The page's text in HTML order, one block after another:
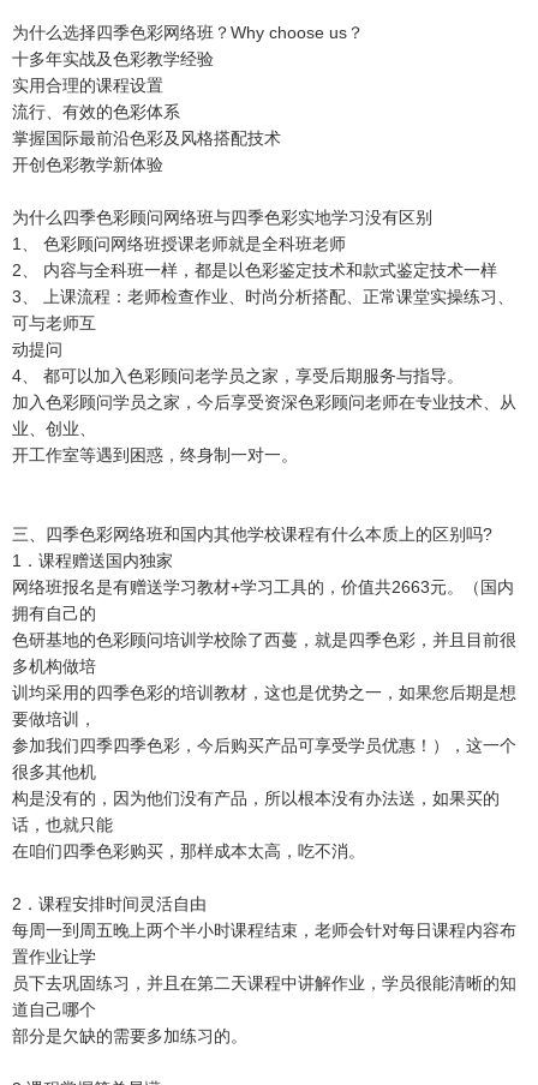
为什么选择四季色彩网络班？Why choose us？
十多年实战及色彩教学经验
实用合理的课程设置
流行、有效的色彩体系
掌握国际最前沿色彩及风格搭配技术
开创色彩教学新体验
为什么四季色彩顾问网络班与四季色彩实地学习没有区别
1、 色彩顾问网络班授课老师就是全科班老师
2、 内容与全科班一样，都是以色彩鉴定技术和款式鉴定技术一样
3、 上课流程：老师检查作业、时尚分析搭配、正常课堂实操练习、
可与老师互
动提问
4、 都可以加入色彩顾问老学员之家，享受后期服务与指导。
加入色彩顾问学员之家，今后享受资深色彩顾问老师在专业技术、从
业、创业、
开工作室等遇到困惑，终身制一对一。
三、四季色彩网络班和国内其他学校课程有什么本质上的区别吗?
1．课程赠送国内独家
网络班报名是有赠送学习教材+学习工具的，价值共2663元。（国内
拥有自己的
色研基地的色彩顾问培训学校除了西蔓，就是四季色彩，并且目前很
多机构做培
训均采用的四季色彩的培训教材，这也是优势之一，如果您后期是想
要做培训，
参加我们四季四季色彩，今后购买产品可享受学员优惠！），这一个
很多其他机
构是没有的，因为他们没有产品，所以根本没有办法送，如果买的
话，也就只能
在咱们四季色彩购买，那样成本太高，吃不消。
2．课程安排时间灵活自由
每周一到周五晚上两个半小时课程结束，老师会针对每日课程内容布
置作业让学
员下去巩固练习，并且在第二天课程中讲解作业，学员很能清晰的知
道自己哪个
部分是欠缺的需要多加练习的。